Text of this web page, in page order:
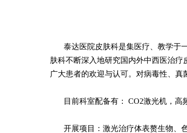
泰达医院皮肤科是集医疗、教学于
肤科不断深入地研究国内外中西医治
广大患者的欢迎与认可。对病毒性、
目前科室配备有： CO2激光机，高
开展项目：激光治疗体表赘生物、